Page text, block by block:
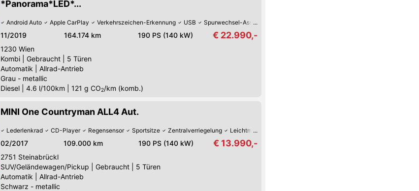
*Panorama*LED*...
Android Auto Apple CarPlay Verkehrszeichen-Erkennung USB Spurwechsel-Assistent
11/2019 164.174 km 190 PS (140 kW) € 22.990,-
1230 Wien
Kombi
Gebraucht
5 Türen
Automatik
Allrad-Antrieb
Grau - metallic
Diesel
4.6 l/100km 121 g CO2/km (komb.)
MINI One Countryman ALL4 Aut.
Lederlenkrad CD-Player Regensensor Sportsitze Zentralverriegelung Leichtmetall-Felgen
02/2017 109.000 km 190 PS (140 kW) € 13.990,-
2751 Steinabrückl
SUV/Geländewagen/Pickup
Gebraucht
5 Türen
Automatik
Allrad-Antrieb
Schwarz - metallic